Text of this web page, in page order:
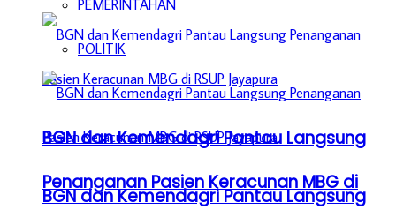
BGN dan Kemendagri Pantau Langsung
Penanganan Pasien Keracunan MBG di
PEMERINTAHAN
POLITIK
BGN dan Kemendagri Pantau Langsung